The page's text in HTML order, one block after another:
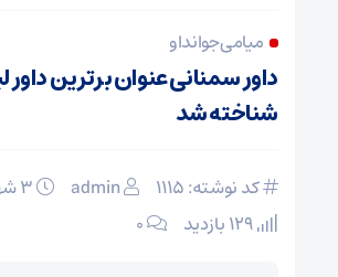
میامی جوانداو
داور سمنانی عنوان برترین داور
شناخته شد
کد نوشته: 1115 admin
۰